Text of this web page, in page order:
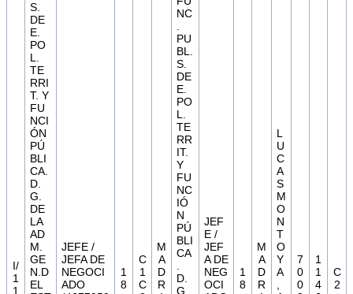
I/
1
1
S.
DE
E.
PO
L.
TE
RRI
T. Y
FU
NCI
ÓN
PÚ
BLI
CA.
D.
G.
DE
LA
AD
M.
GE
N.D
EL
JEFE /
JEFA DE
NEGOCI
ADO
1
8
C
1
C
M
A
D
R
NC
.
PU
BL.
S.
DE
E.
PO
L.
TE
RR
IT.
Y
FU
NC
IÓ
N
PÚ
BLI
CA
.
D.
G.
JEF
E /
JEF
A DE
NEG
OCI
1
8
M
A
D
R
L
U
C
A
S
M
O
N
T
O
Y
A
,
7
0
0
1
1
4
C
2